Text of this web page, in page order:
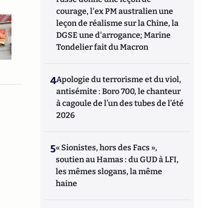
courage, l'ex PM australien une
leçon de réalisme sur la Chine, la
DGSE une d'arrogance; Marine
Tondelier fait du Macron
4Apologie du terrorisme et du viol,
antisémite : Boro 700, le chanteur
à cagoule de l’un des tubes de l’été
2026
5« Sionistes, hors des Facs »,
soutien au Hamas : du GUD à LFI,
les mêmes slogans, la même
haine